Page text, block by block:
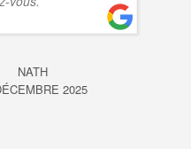
NATH
2025